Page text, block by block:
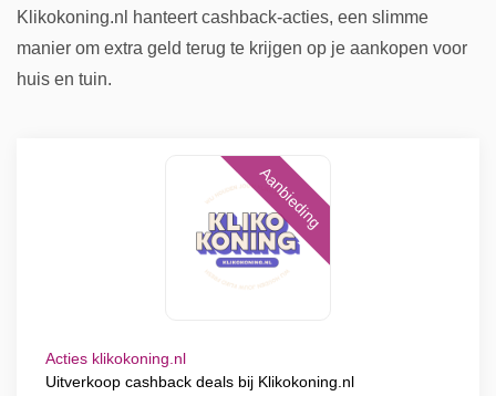
Klikokoning.nl hanteert cashback-acties, een slimme
manier om extra geld terug te krijgen op je aankopen voor
huis en tuin.
Aanbieding
Acties klikokoning.nl
Uitverkoop cashback deals bij Klikokoning.nl